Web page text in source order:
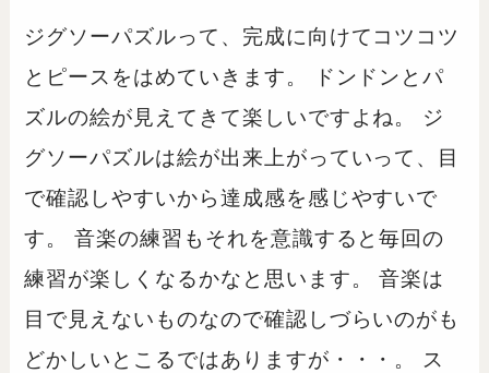
ジグソーパズルって、完成に向けてコツコツ
とピースをはめていきます。 ドンドンとパ
ズルの絵が見えてきて楽しいですよね。 ジ
グソーパズルは絵が出来上がっていって、目
で確認しやすいから達成感を感じやすいで
す。 音楽の練習もそれを意識すると毎回の
練習が楽しくなるかなと思います。 音楽は
目で見えないものなので確認しづらいのがも
どかしいとこるではありますが・・・。 ス